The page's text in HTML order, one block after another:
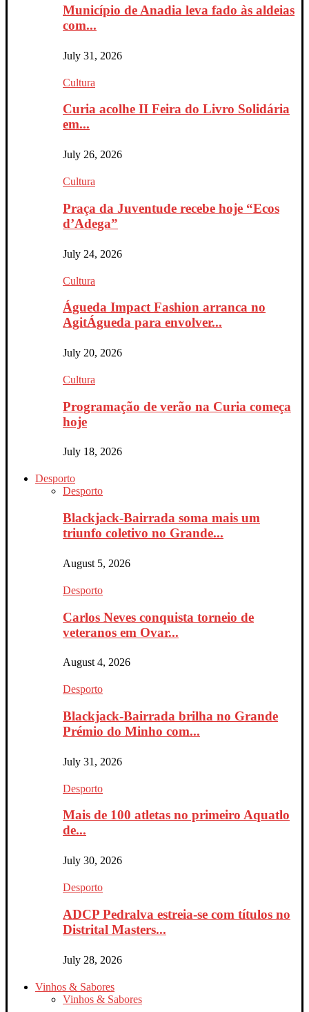
Município de Anadia leva fado às aldeias
com...
July 31, 2026
Cultura
Curia acolhe II Feira do Livro Solidária
em...
July 26, 2026
Cultura
Praça da Juventude recebe hoje “Ecos
d’Adega”
July 24, 2026
Cultura
Águeda Impact Fashion arranca no
AgitÁgueda para envolver...
July 20, 2026
Cultura
Programação de verão na Curia começa
hoje
July 18, 2026
Desporto
Desporto
Blackjack-Bairrada soma mais um
triunfo coletivo no Grande...
August 5, 2026
Desporto
Carlos Neves conquista torneio de
veteranos em Ovar...
August 4, 2026
Desporto
Blackjack-Bairrada brilha no Grande
Prémio do Minho com...
July 31, 2026
Desporto
Mais de 100 atletas no primeiro Aquatlo
de...
July 30, 2026
Desporto
ADCP Pedralva estreia-se com títulos no
Distrital Masters...
July 28, 2026
Vinhos & Sabores
Vinhos & Sabores